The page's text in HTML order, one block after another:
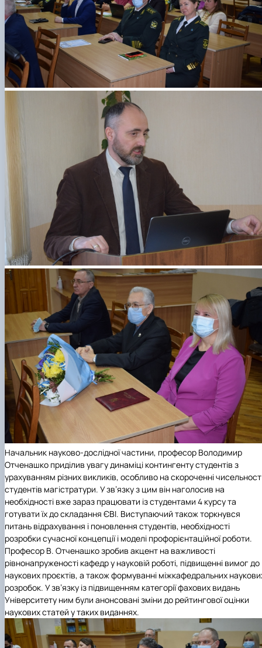
Начальник науково-дослідної частини, професор Володимир
Отченашко приділив увагу динаміці контингенту студентів з
урахуванням різних викликів, особливо на скороченні
студентів магістратури. У зв’язку з цим він наголосив на
необхідності вже зараз працювати із студентами 4 курсу та
готувати їх до складання ЄВІ. Виступаючий також торкнувся
питань відрахування і поновлення студентів, необхідності
розробки сучасної концепції і моделі профорієнтаційної роботи.
Професор В. Отченашко зробив акцент на важливості
рівнонапруженості кафедр у науковій роботі, підвищенні вимог до
наукових проєктів, а також формуванні міжкафедральних
розробок. У зв’язку із підвищенням категорії фахових видань
Університету ним були анонсовані зміни до рейтингової оцінки
наукових статей у таких виданнях.